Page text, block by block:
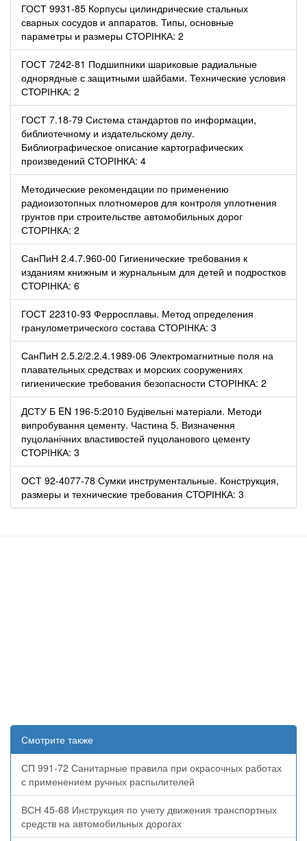
ГОСТ 9931-85 Корпусы цилиндрические стальных
сварных сосудов и аппаратов. Типы, основные
параметры и размеры СТОРІНКА: 2
ГОСТ 7242-81 Подшипники шариковые радиальные
однорядные с защитными шайбами. Технические условия
СТОРІНКА: 2
ГОСТ 7.18-79 Система стандартов по информации,
библиотечному и издательскому делу.
Библиографическое описание картографических
произведений СТОРІНКА: 4
Методические рекомендации по применению
радиоизотопных плотномеров для контроля уплотнения
грунтов при строительстве автомобильных дорог
СТОРІНКА: 2
СанПиН 2.4.7.960-00 Гигиенические требования к
изданиям книжным и журнальным для детей и подростков
СТОРІНКА: 6
ГОСТ 22310-93 Ферросплавы. Метод определения
гранулометрического состава СТОРІНКА: 3
СанПиН 2.5.2/2.2.4.1989-06 Электромагнитные поля на
плавательных средствах и морских сооружениях
гигиенические требования безопасности СТОРІНКА: 2
ДСТУ Б EN 196-5:2010 Будівельні матеріали. Методи
випробування цементу. Частина 5. Визначення
пуцоланічних властивостей пуцоланового цементу
СТОРІНКА: 3
ОСТ 92-4077-78 Сумки инструментальные. Конструкция,
размеры и технические требования СТОРІНКА: 3
Смотрите также
СП 991-72 Санитарные правила при окрасочных работах
с применением ручных распылителей
ВСН 45-68 Инструкция по учету движения транспортных
средств на автомобильных дорогах